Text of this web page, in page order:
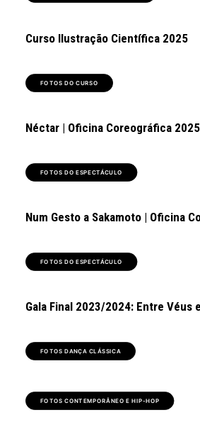
Curso Ilustração Científica 2025
FOTOS DO CURSO
Néctar | Oficina Coreográfica 2025
FOTOS DO ESPECTÁCULO
Num Gesto a Sakamoto | Oficina
FOTOS DO ESPECTÁCULO
Gala Final 2023/2024: Entre Véus
FOTOS DANÇA CLÁSSICA
FOTOS CONTEMPORÂNEO E HIP-HOP